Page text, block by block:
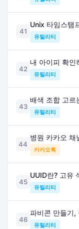
41
Unix 타임스탬
유틸리티
42
내 아이피 확인
유틸리티
43
배색 조합 고르
유틸리티
44
병원 카카오 채
카카오톡
45
UUID란? 고유
유틸리티
46
파비콘 만들기,
유틸리티